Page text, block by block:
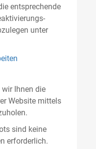
entsprechende
unter
Ihnen die
Website mittels
sind keine
erforderlich.